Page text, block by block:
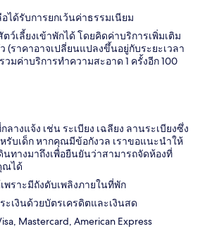
ได้รับการยกเว้นค่าธรรมเนียม
ว์เลี้ยงเข้าพักได้ โดยคิดค่าบริการเพิ่มเติม
ว (ราคาอาจเปลี่ยนแปลงขึ้นอยู่กับระยะเวลา
วมค่าบริการทำความสะอาด 1 ครั้งอีก 100
างแจ้ง เช่น ระเบียง เฉลียง ลานระเบียงซึ่ง
รับเด็ก หากคุณมีข้อกังวล เราขอแนะนำให้
ทางมาถึงเพื่อยืนยันว่าสามารถจัดห้องที่
ณได้
พราะมีถังดับเพลิงภายในที่พัก
เงินด้วยบัตรเครดิตและเงินสด
Mastercard, American Express